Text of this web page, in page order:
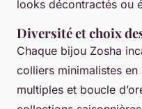
looks décontractés ou
Diversité et choix
Chaque bijou Zosha
colliers minimalistes
multiples et boucle